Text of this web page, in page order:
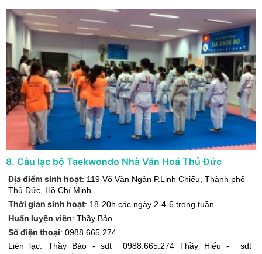
8. Câu lạc bộ Taekwondo Nhà Văn Hoá Thủ Đức
Địa điểm sinh hoạt: 119 Võ Văn Ngân P.Linh Chiểu Thành phố
Thủ Đức Hồ Chí Minh
Thời gian sinh hoạt: 18-20h các ngày 2-4-6 trong tuần
Huấn luyện viên: Thầy Bảo
Số điện thoại: 0988.665.274
Liên lạc: Thầy Bảo - sdt 0988.665.274 Thầy Hiếu - sdt